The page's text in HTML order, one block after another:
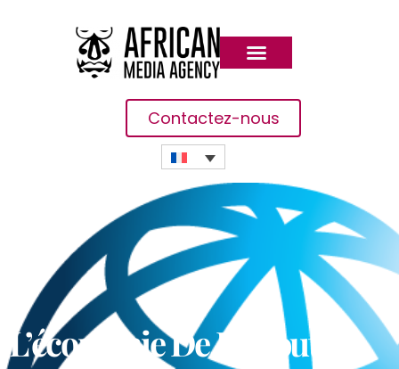
Contactez-nous
L’économie De Djibouti